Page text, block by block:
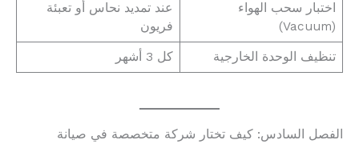
اختبار سحب الهواء
(Vacuum)
عند تمديد نحاس أو تعبئة
فريون
تنظيف الوحدة الخارجية كل 3 أشهر
الفصل السادس: كيف تختار شركة متخصصة في صيانة